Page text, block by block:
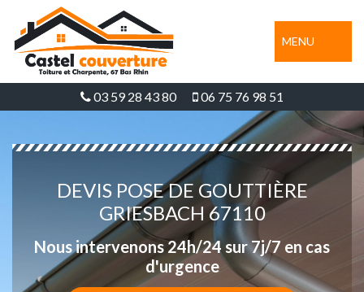
MENU
03 59 28 43 80 06 75 76 98 51
DEVIS POSE DE GOUTTIÈRE
GRIESBACH 67110
Nous intervenons 24h/24 sur 7j/7 en cas
d'urgence